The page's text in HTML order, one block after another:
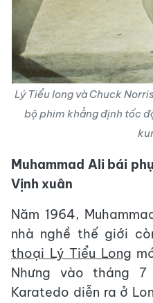
Lý Tiểu long và Chuck
bộ phim khẳng định tốc
Muhammad Ali bái
Vịnh xuân
Năm 1964,
nhà nghề thế giới
thoại Lý Tiểu Long
Nhưng vào tháng
Karatedo diễn ra ở